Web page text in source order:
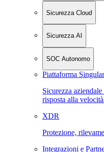
Sicurezza Cloud
Sicurezza AI
SOC Autonomo
Piattaforma
Sicurezza
risposta alla
XDR
Protezione,
Integrazioni e